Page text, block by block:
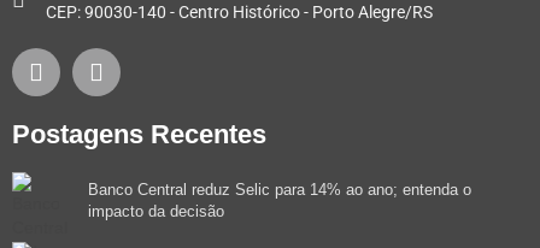
CEP: 90030-140 - Centro Histórico - Porto Alegre/RS
Postagens Recentes
Banco Central reduz Selic para 14% ao ano; entenda o
impacto da decisão